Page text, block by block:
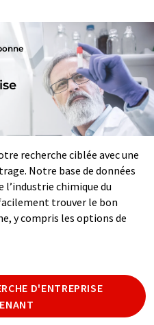
recherche ciblée avec une
Notre base de données
l’industrie chimique du
trouver le bon
y compris les options de
D'ENTREPRISE